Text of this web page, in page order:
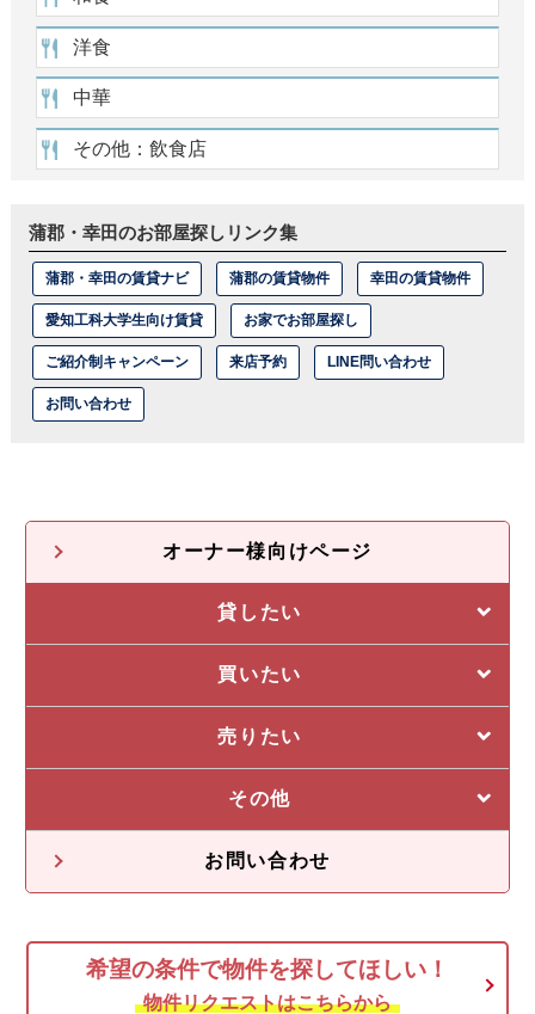
洋食
中華
その他：飲食店
蒲郡・幸田のお部屋探しリンク集
蒲郡・幸田の賃貸ナビ 蒲郡の賃貸物件 幸田の賃貸物件
愛知工科大学生向け賃貸 お家でお部屋探し
ご紹介制キャンペーン 来店予約 LINE問い合わせ
お問い合わせ
オーナー様向けページ
貸したい
選ばれる5つの理由
管理システム
買いたい
私たちの5つの強み
収益物件一覧
不動産投資の流れ
売りたい
売却に強い5つの理由
不動産無料査定
その他
オーナー様の声
空き家
お問い合わせ
希望の条件で物件を探してほしい！
物件リクエストはこちらから